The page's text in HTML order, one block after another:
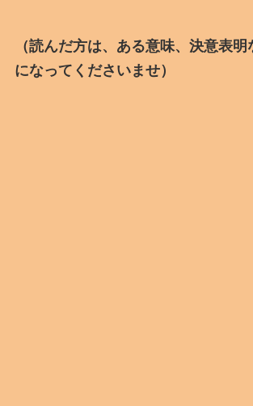
（読んだ方は、ある意味、決意表明
になってくださいませ）